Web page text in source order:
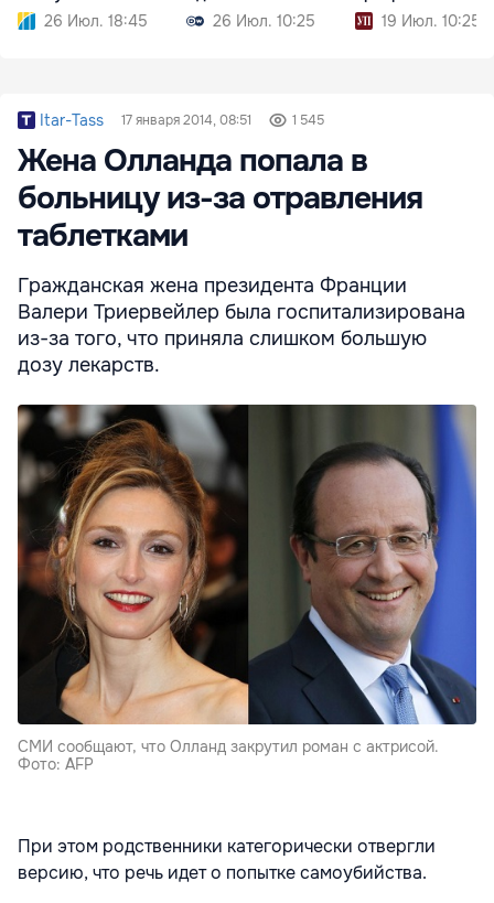
26 Июл. 18:45
26 Июл. 10:25
19 Июл. 10:25
Itar-Tass 17 января 2014, 08:51 1 545
Жена Олланда попала в
больницу из-за отравления
таблетками
Гражданская жена президента Франции
Валери Триервейлер была госпитализирована
из-за того, что приняла слишком большую
дозу лекарств.
СМИ сообщают, что Олланд закрутил роман с актрисой.
Фото: AFP
При этом родственники категорически отвергли
версию, что речь идет о попытке самоубийства.